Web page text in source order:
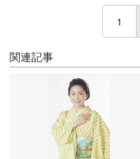
1
関連記事